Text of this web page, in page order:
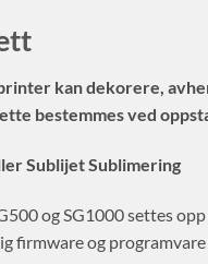
kan dekorere,
bestemmes ved
Sublijet Sublimering
og SG1000 settes
firmware og